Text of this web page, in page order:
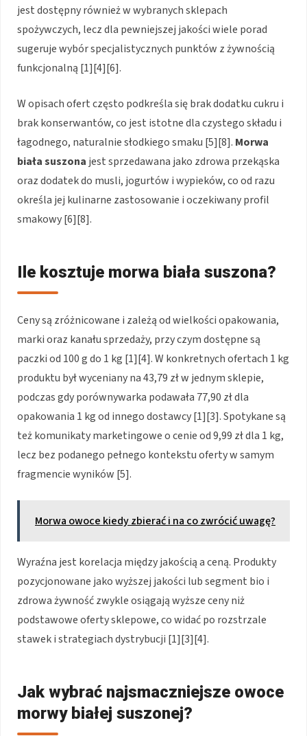
jest dostępny również w wybranych sklepach
spożywczych, lecz dla pewniejszej jakości wiele porad
sugeruje wybór specjalistycznych punktów z żywnością
funkcjonalną [1][4][6].
W opisach ofert często podkreśla się brak dodatku cukru i
brak konserwantów, co jest istotne dla czystego składu i
łagodnego, naturalnie słodkiego smaku [5][8]. Morwa
biała suszonajest sprzedawana jako zdrowa przekąska
oraz dodatek do musli, jogurtów i wypieków, co od razu
określa jej kulinarne zastosowanie i oczekiwany profil
smakowy [6][8].
Ile kosztuje morwa biała suszona?
Ceny są zróżnicowane i zależą od wielkości opakowania,
marki oraz kanału sprzedaży, przy czym dostępne są
paczki od 100 g do 1 kg [1][4]. W konkretnych ofertach 1 kg
produktu był wyceniany na 43,79 zł w jednym sklepie,
podczas gdy porównywarka podawała 77,90 zł dla
opakowania 1 kg od innego dostawcy [1][3]. Spotykane są
też komunikaty marketingowe o cenie od 9,99 zł dla 1 kg,
lecz bez podanego pełnego kontekstu oferty w samym
fragmencie wyników [5].
Morwa owoce kiedy zbierać i na co zwrócić uwagę?
Wyraźna jest korelacja między jakością a ceną. Produkty
pozycjonowane jako wyższej jakości lub segment bio i
zdrowa żywność zwykle osiągają wyższe ceny niż
podstawowe oferty sklepowe, co widać po rozstrzale
stawek i strategiach dystrybucji [1][3][4].
Jak wybrać najsmaczniejsze owoce
morwy białej suszonej?